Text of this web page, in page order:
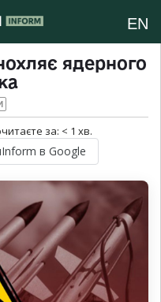
EN
ядерного
за: < 1 хв.
в Google